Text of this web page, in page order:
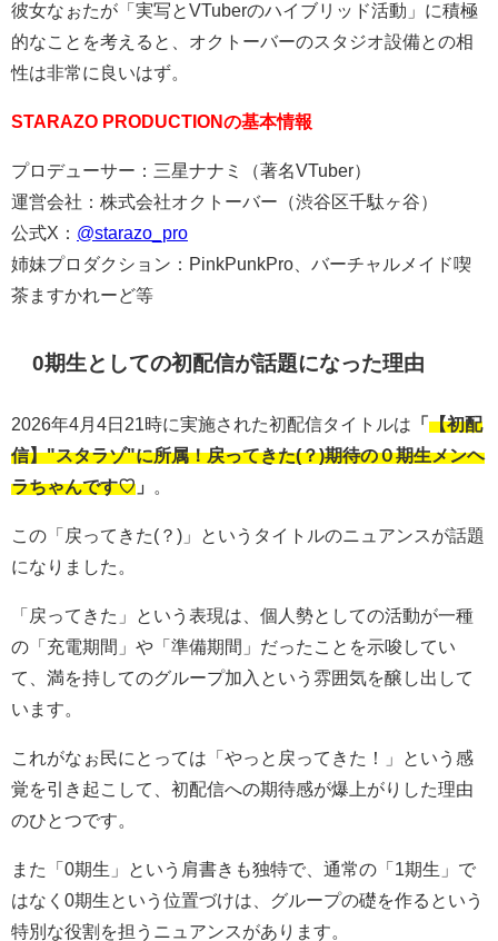
彼女なぉたが「実写とVTuberのハイブリッド活動」に積極
的なことを考えると、オクトーバーのスタジオ設備との相
性は非常に良いはず。
STARAZO PRODUCTIONの基本情報
プロデューサー：三星ナナミ（著名VTuber）
運営会社：株式会社オクトーバー（渋谷区千駄ヶ谷）
公式X： @starazo_pro
姉妹プロダクション：PinkPunkPro、バーチャルメイド喫
茶ますかれーど等
0期生としての初配信が話題になった理由
2026年4月4日21時に実施された初配信タイトルは 「 【初配
信】"スタラゾ"に所属！戻ってきた(？)期待の０期生メンヘ
ラちゃんです♡ 」
この「戻ってきた(？)」というタイトルのニュアンスが話題
になりました。
「戻ってきた」という表現は、個人勢としての活動が一種
の「充電期間」や「準備期間」だったことを示唆してい
て、満を持してのグループ加入という雰囲気を醸し出して
います。
これがなぉ民にとっては「やっと戻ってきた！」という感
覚を引き起こして、初配信への期待感が爆上がりした理由
のひとつです。
また「0期生」という肩書きも独特で、通常の「1期生」で
はなく0期生という位置づけは、グループの礎を作るという
特別な役割を担うニュアンスがあります。